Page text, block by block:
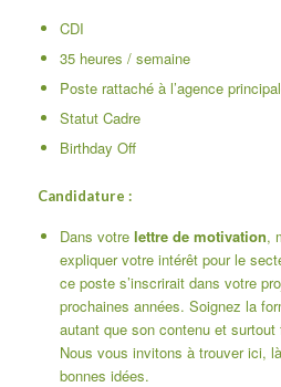
CDI
35 heures / semaine
Poste rattaché à l’agence
Statut Cadre
Birthday Off
Candidature :
Dans votre lettre de motivation,
expliquer votre intérêt pour le
ce poste s’inscrirait dans votre
prochaines années. Soignez la
autant que son contenu et surtout
Nous vous invitons à trouverici, là
bonnes idées.